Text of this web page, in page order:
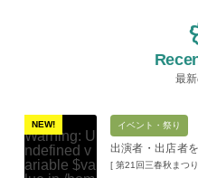
最
NEW!
Warning: U
ndefined v
ariable $va
イベント・祭り
出演者・出店者
[ 第21回三春秋まつ